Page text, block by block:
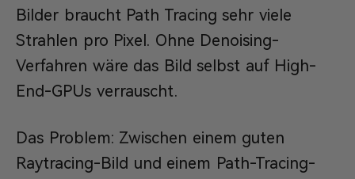
Bilder braucht Path Tracing sehr viele
Strahlen pro Pixel. Ohne Denoising-
Verfahren wäre das Bild selbst auf High-
End-GPUs verrauscht.
Das Problem: Zwischen einem guten
Raytracing-Bild und einem Path-Tracing-